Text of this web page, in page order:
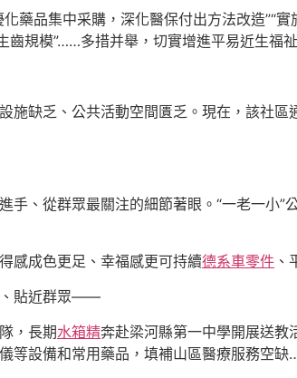
藥品集中采購，深化醫保付出方法改造”“
齒規模”……多措并舉，切實增進平易近生福祉
施缺乏、公共活動空間匱乏。現在，該社
手、從群眾最關注的細節著眼。“一老一小
感成色更足、幸福感更可持續德系車零件 、
、貼近群眾——
，長期水箱精奔赴梁河縣第一中學開展送教
等設備和常用藥品，填補山區醫療服務空